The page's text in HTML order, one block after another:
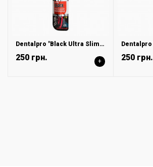
Dentalpro "Black Ultra Slim Plus" Зубная щетка мягкая, 1 шт
250 грн. + 250 грн.